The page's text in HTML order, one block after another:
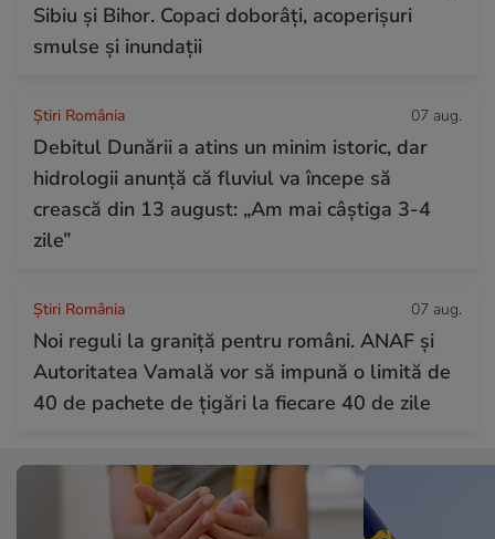
Sibiu și Bihor. Copaci doborâți, acoperișuri
smulse și inundații
Știri România 07 aug.
Debitul Dunării a atins un minim istoric, dar
hidrologii anunță că fluviul va începe să
crească din 13 august: „Am mai câștiga 3-4
zile”
Știri România 07 aug.
Noi reguli la graniță pentru români. ANAF și
Autoritatea Vamală vor să impună o limită de
40 de pachete de țigări la fiecare 40 de zile